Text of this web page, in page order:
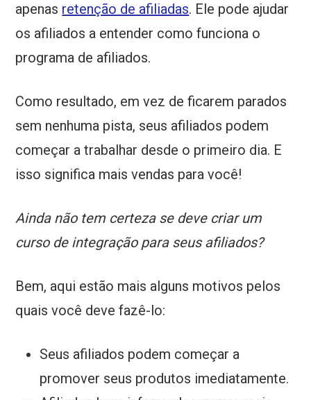
apenas retenção de afiliadas. Ele pode ajudar
os afiliados a entender como funciona o
programa de afiliados.
Como resultado, em vez de ficarem parados
sem nenhuma pista, seus afiliados podem
começar a trabalhar desde o primeiro dia. E
isso significa mais vendas para você!
Ainda não tem certeza se deve criar um
curso de integração para seus afiliados?
Bem, aqui estão mais alguns motivos pelos
quais você deve fazê-lo:
Seus afiliados podem começar a
promover seus produtos imediatamente.